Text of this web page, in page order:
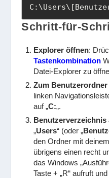
Schritt-für-
Explorer öffnen:
Tastenkombination
Datei-Explorer zu
Zum
linken
auf „C:„.
Benutzerverzeichnis
„Users“ (oder „
den Ordner mit
übrigens einen recht
das Windows
Taste + „R“ aufruft